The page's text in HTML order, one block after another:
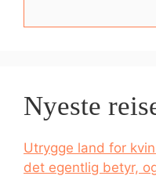
Nyeste
Utrygge land for
det egentlig betyr,